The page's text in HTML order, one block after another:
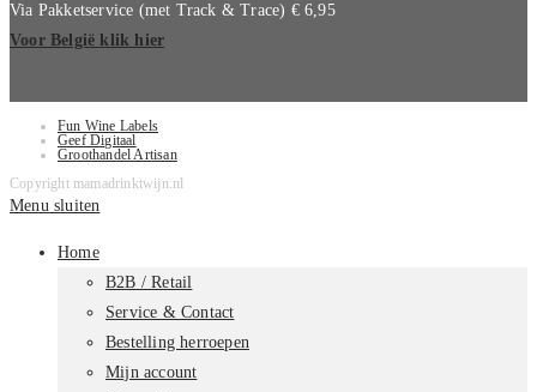
Via Pakketservice (met Track & Trace) € 6,95
Voor België klik hier
Fun Wine Labels
Geef Digitaal
Groothandel Artisan
Copyright mamadrinktwijn.nl
Menu sluiten
Home
B2B / Retail
Service & Contact
Bestelling herroepen
Mijn account